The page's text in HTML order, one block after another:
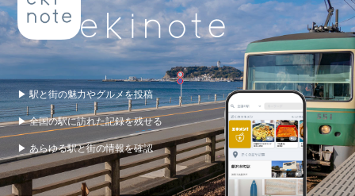
▶ 駅と街の魅力やグルメを投稿
▶ 全国の駅に訪れた記録を残せる
▶ あらゆる駅と街の情報を確認